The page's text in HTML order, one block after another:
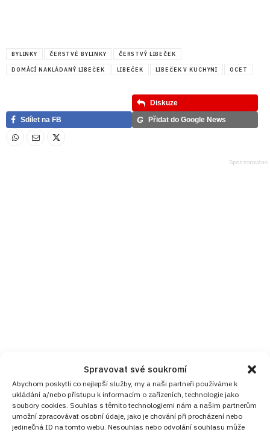
Spravovat své soukromí
Abychom poskytli co nejlepší služby, my a naši partneři používáme k
ukládání a/nebo přístupu k informacím o zařízeních, technologie jako
soubory cookies. Souhlas s těmito technologiemi nám a našim partnerům
umožní zpracovávat osobní údaje, jako je chování při procházení nebo
jedinečná ID na tomto webu. Nesouhlas nebo odvolání souhlasu může
BYLINKY ČERSTVÉ BYLINKY ČERSTVÝ LIBEČEK
DOMÁCÍ NAKLÁDANÝ LIBEČEK LIBEČEK LIBEČEK V KUCHYNI OCET
Diskuze
Sdílet na FB
G Přidat do Google News